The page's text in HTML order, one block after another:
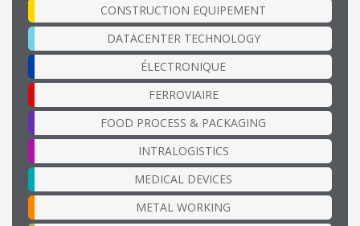
CONSTRUCTION EQUIPEMENT
DATACENTER TECHNOLOGY
ÉLECTRONIQUE
FERROVIAIRE
FOOD PROCESS & PACKAGING
INTRALOGISTICS
MEDICAL DEVICES
METAL WORKING